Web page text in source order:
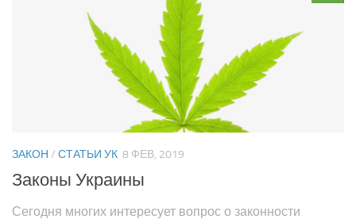
Оборудование
Удобрения и субстраты
Indoor
Outdoor
Гидропоника
ЗАКОН / СТАТЬИ УК 8 ФЕВ, 2019
Законы Украины
Сегодня многих интересует вопрос о законности